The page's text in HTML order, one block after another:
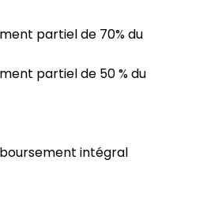
partiel de 70% du
partiel de 50 % du
intégral